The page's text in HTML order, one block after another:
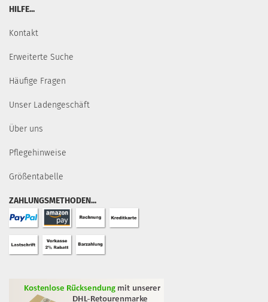
HILFE...
Kontakt
Erweiterte Suche
Häufige Fragen
Unser Ladengeschäft
Über uns
Pflegehinweise
Größentabelle
ZAHLUNGSMETHODEN...